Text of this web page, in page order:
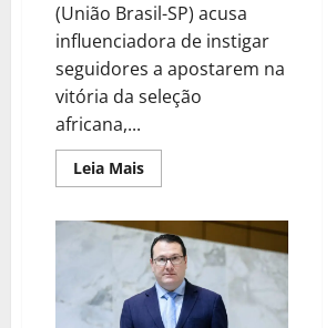
(União Brasil-SP) acusa
influenciadora de instigar
seguidores a apostarem na
vitória da seleção
africana,...
Leia Mais